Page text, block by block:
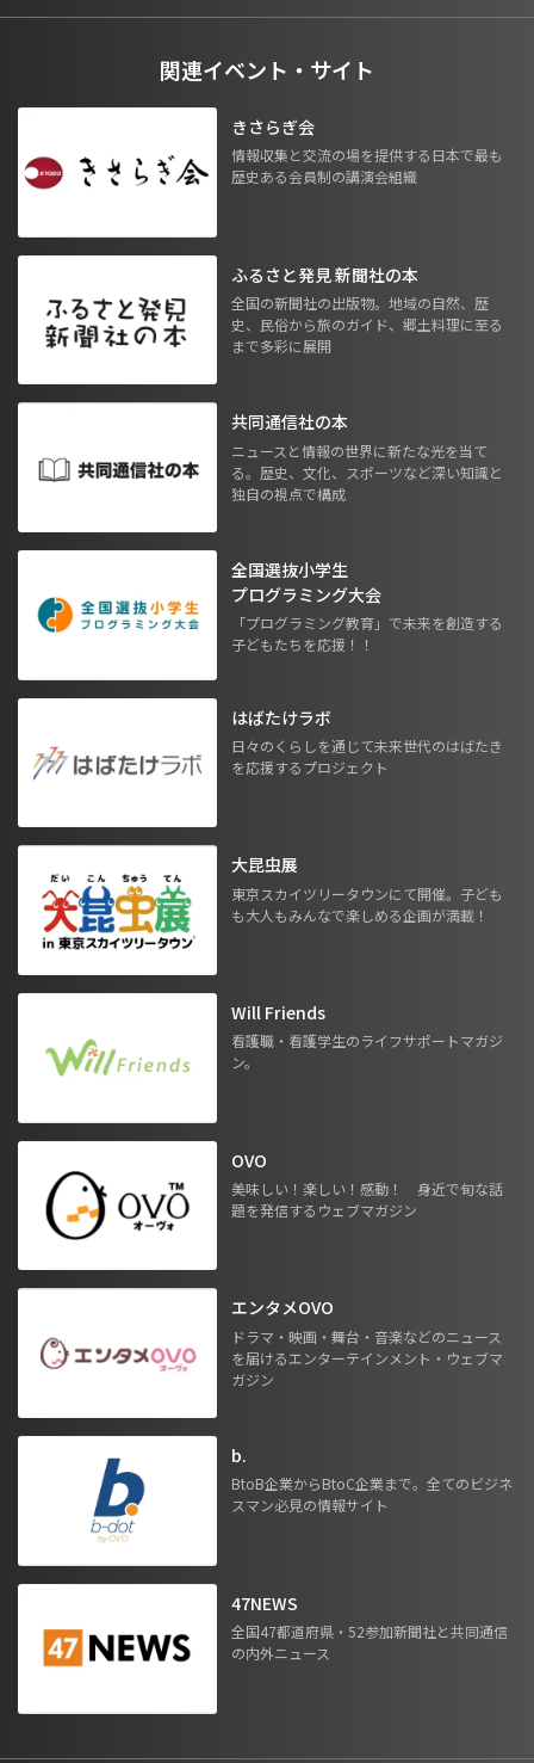
関連イベント・サイト
きさらぎ会
情報収集と交流の場を提供する日本で最も
歴史ある会員制の講演会組織
ふるさと発見 新聞社の本
全国の新聞社の出版物。地域の自然、歴
史、民俗から旅のガイド、郷土料理に至る
まで多彩に展開
共同通信社の本
ニュースと情報の世界に新たな光を当て
る。歴史、文化、スポーツなど深い知識と
独自の視点で構成
全国選抜小学生
プログラミング大会
「プログラミング教育」で未来を創造する
子どもたちを応援！！
はばたけラボ
日々のくらしを通じて未来世代のはばたき
を応援するプロジェクト
大昆虫展
東京スカイツリータウンにて開催。子ども
も大人もみんなで楽しめる企画が満載！
Will Friends
看護職・看護学生のライフサポートマガジ
ン。
OVO
美味しい！楽しい！感動！ 身近で旬な話
題を発信するウェブマガジン
エンタメOVO
ドラマ・映画・舞台・音楽などのニュース
を届けるエンターテインメント・ウェブマ
ガジン
b.
BtoB企業からBtoC企業まで。全てのビジネ
スマン必見の情報サイト
47NEWS
全国47都道府県・52参加新聞社と共同通信
の内外ニュース